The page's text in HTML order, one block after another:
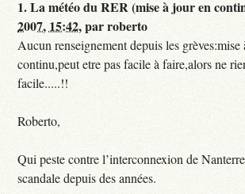
1.La météo du RER (mise à jour en
2007, 15:42,parroberto
Aucun renseignement depuis les grèves:mise
continu,peut etre pas facile à faire,alors ne
facile.....!!
Roberto,
Qui peste contre l’interconnexion de
scandale depuis des années.